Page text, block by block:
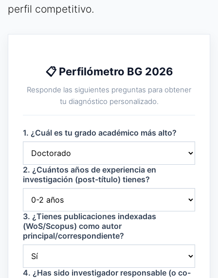
perfil competitivo.
📋 Perfilómetro BG 2026
Responde las siguientes preguntas para obtener
tu diagnóstico personalizado.
1. ¿Cuál es tu grado académico más alto?
2. ¿Cuántos años de experiencia en
investigación (post-título) tienes?
3. ¿Tienes publicaciones indexadas
(WoS/Scopus) como autor
principal/correspondiente?
4. ¿Has sido investigador responsable (o co-